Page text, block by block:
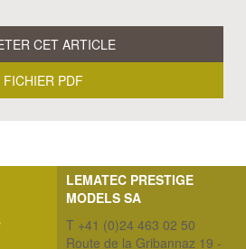
CET ARTICLE
FICHIER PDF
LEMATEC PRESTIGE
MODELS SA
T +41 (0)24 463 02 50
Route de la Gribannaz 19 -